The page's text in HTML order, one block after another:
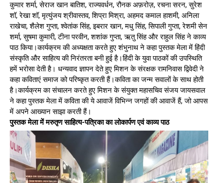
कुमार शर्मा, सेराज खान बातिश, राज्यवर्धन, रौनक अफ़रोज़, रचना सरन, सुरेश
शॉ, रेखा शॉ, मृत्युंजय श्रीवास्तव, शिप्रा मिश्रा, अहमद कमाल हाशमी, अनिला
राखेचा, शैलेश गुप्ता, श्वेतांक सिंह, इबरार खान, मधु सिंह, सिपाली गुप्ता, रेशमी सेन
शर्मा, सुषमा कुमारी, टीना परवीन, शशांक गुप्ता, ऋतु सिंह और राहुल सिंह ने काव्य
पाठ किया।कार्यक्रम की अध्यक्षता करते हुए शंभुनाथ ने कहा पुस्तक मेला में हिंदी
संस्कृति और साहित्य की निरंतरता बनी हुई है।हिंदी के युवा पाठकों की उपस्थिति
हमें भरोसा देती है। धन्यवाद ज्ञापन देते हुए मिशन के संरक्षक रामनिवास द्विवेदी ने
कहा कविताएं समाज को परिष्कृत करती हैं।कविता का जन्म सवालों के साथ होती
है।कार्यक्रम का संचालन करते हुए मिशन के संयुक्त महासचिव संजय जायसवाल
ने कहा पुस्तक मेला में कविता की ये आवाजें विभिन्न जगहों की आवाजें हैं, जो आपस
में अपने आख्यान साझा करती हैं।
पुस्तक मेला में मरुतृण साहित्य-पत्रिका का लोकार्पण एवं काव्य पाठ